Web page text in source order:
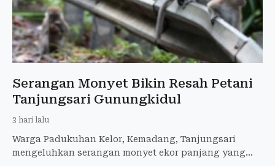
Serangan Monyet Bikin Resah Petani
Tanjungsari Gunungkidul
3 hari lalu
Warga Padukuhan Kelor, Kemadang, Tanjungsari
mengeluhkan serangan monyet ekor panjang yang